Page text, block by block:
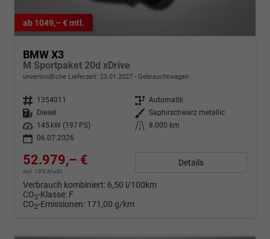
ab 1049,– € mtl.
BMW X3
M Sportpaket 20d xDrive
unverbindliche Lieferzeit: 23.01.2027 Gebrauchtwagen
Fahrzeugnr. 1354011 Getriebe Automatik
Kraftstoff
Diesel Außenfarbe Saphirschwarz metallic
Leistung
145 kW (197 PS) Kilometerstand
8.000 km
06.07.2026
52.979,– €
incl. 19% MwSt.
Details
Verbrauch kombiniert: 6,50 l/100km
CO2-Klasse: F
CO2-Emissionen: 171,00 g/km